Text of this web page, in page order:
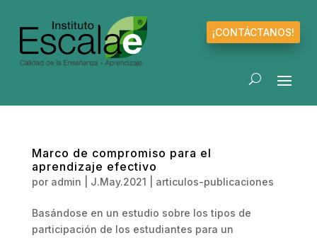
¡CONTÁCTANOS!
Marco de compromiso para el
aprendizaje efectivo
por admin J.May.2021 articulos-publicaciones
Basándose en un estudio sobre los tipos de
participación de los estudiantes para un